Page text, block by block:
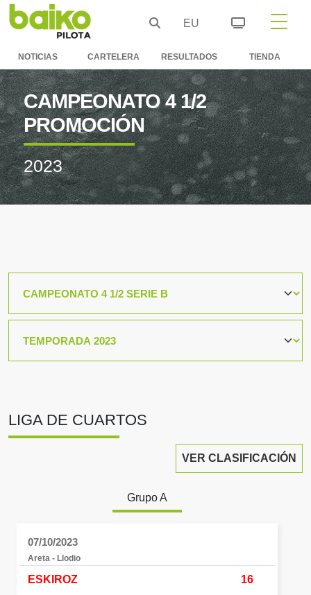
EU
NOTICIAS CARTELERA RESULTADOS TIENDA
CAMPEONATO 4 1/2
PROMOCIÓN
2023
LIGA DE CUARTOS
VER CLASIFICACIÓN
Grupo A
07/10/2023
Areta - Llodio
ESKIROZ 16